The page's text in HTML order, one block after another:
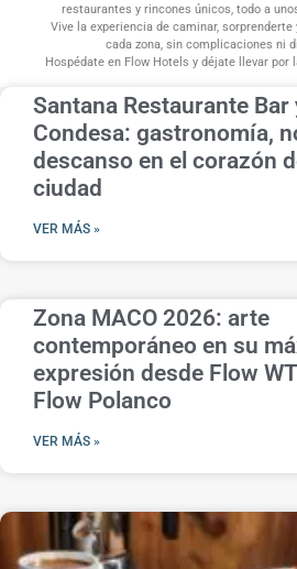
restaurantes y rincones únicos, todo a
Vive la experiencia de caminar,
cada zona, sin complicaciones ni
Hospédate en Flow Hotels y déjate llevar por
Santana Restaurante Bar
Condesa: gastronomía,
descanso en el corazón
ciudad
VER MÁS »
Zona MACO 2026: arte
contemporáneo en su
expresión desde Flow
Flow Polanco
VER MÁS »